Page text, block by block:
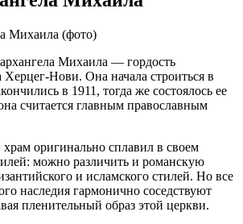
Михаила — гордость
Херцег-Нови. Она начала строиться в
в 1911, тогда же состоялось ее
считается главным православным
оригинально сплавил в своем
можно различить и романскую
и исламского стилей. Но все
наследия гармонично соседствуют
пленительный образ этой церкви.